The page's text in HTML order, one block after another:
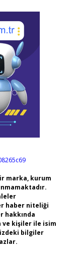
marka, kurum
haber niteliği
hakkında
ve kişiler ile isim
bilgiler